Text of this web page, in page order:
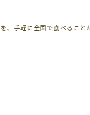
、手軽に全国で食べるこ